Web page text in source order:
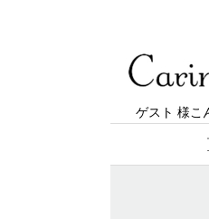
ゲスト 様こ